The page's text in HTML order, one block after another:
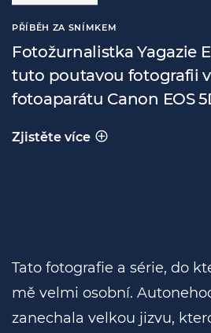
PŘÍBĚH ZA SNÍMKEM
Fotožurnalistka Yagazie
tuto poutavou fotografii
fotoaparátu Canon EOS
Příběh za snímkem
Zjistěte více
Tato fotografie a série, do
mě velmi osobní.
zanechala velkou jizvu,